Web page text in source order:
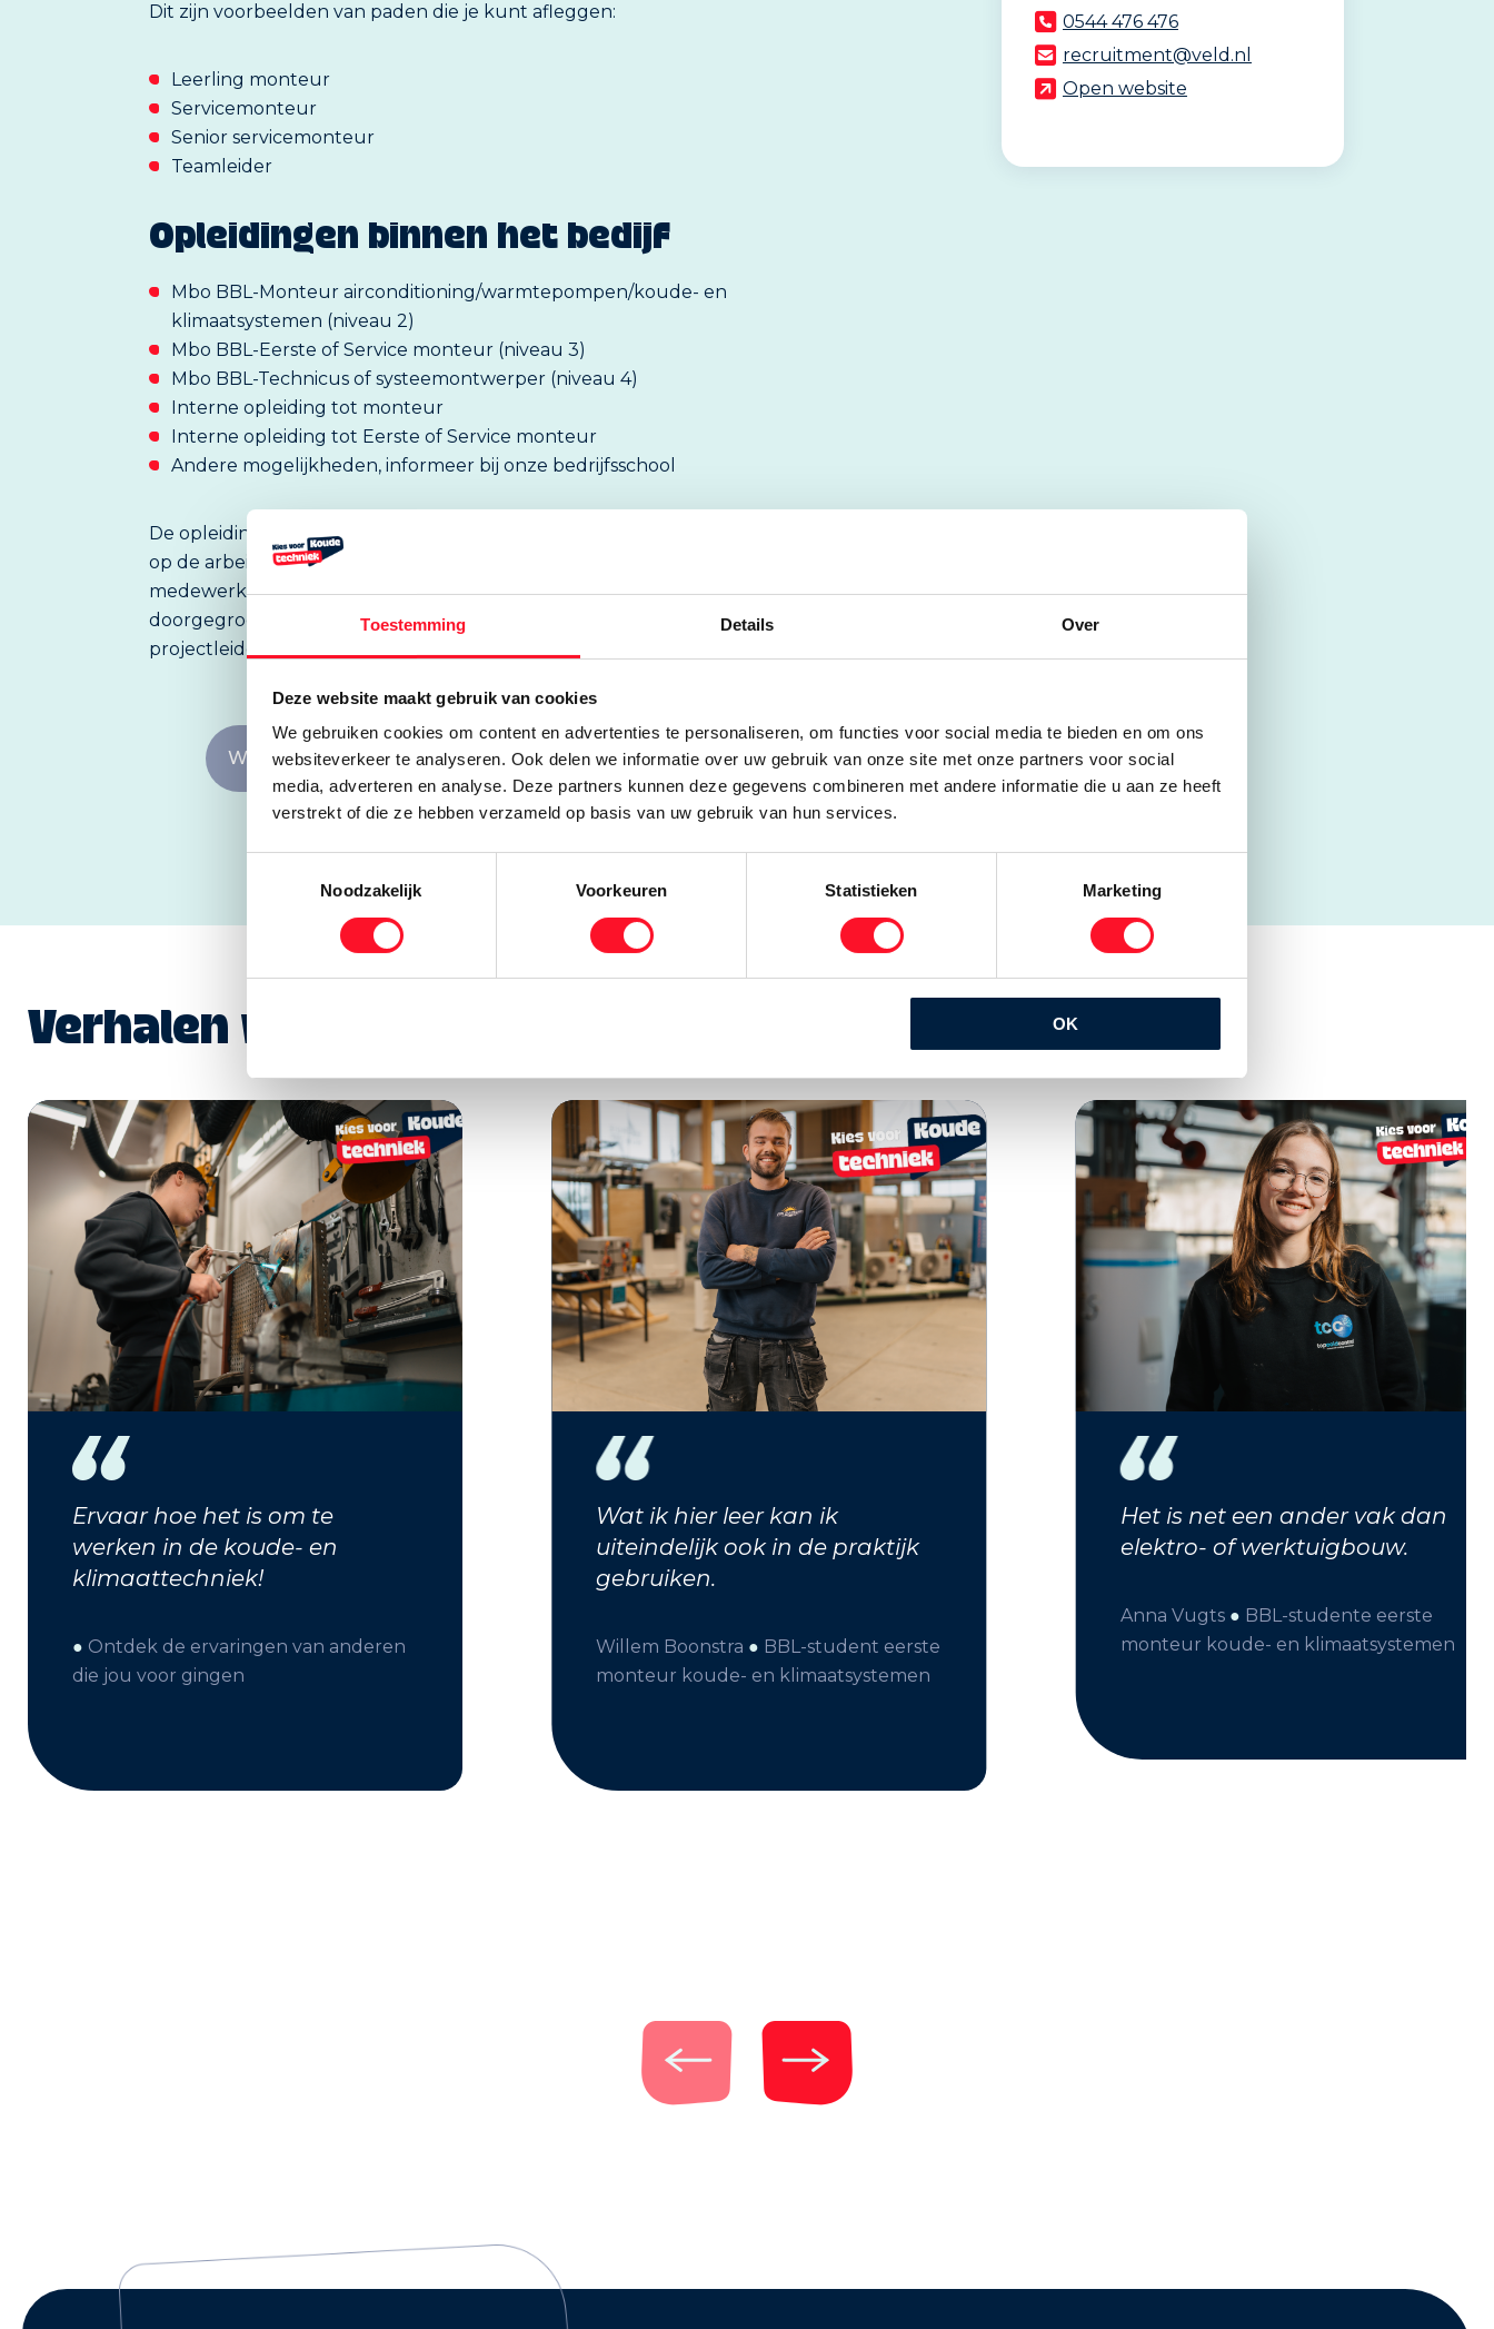
Toestemming Details Over
Deze website maakt gebruik van cookies
We gebruiken cookies om content en advertenties te personaliseren, om functies voor social media te bieden en om ons
websiteverkeer te analyseren. Ook delen we informatie over uw gebruik van onze site met onze partners voor social
media, adverteren en analyse. Deze partners kunnen deze gegevens combineren met andere informatie die u aan ze heeft
verstrekt of die ze hebben verzameld op basis van uw gebruik van hun services.
Noodzakelijk
Voorkeuren Statistieken Marketing
OK
Dit zijn voorbeelden van paden die je kunt afleggen:
Leerling monteur
Servicemonteur
Senior servicemonteur
Teamleider
Opleidingen binnen het bedijf
Mbo BBL-Monteur airconditioning/warmtepompen/koude- en
klimaatsystemen (niveau 2)
Mbo BBL-Eerste of Service monteur (niveau 3)
Mbo BBL-Technicus of systeemontwerper (niveau 4)
Interne opleiding tot monteur
Interne opleiding tot Eerste of Service monteur
Andere mogelijkheden, informeer bij onze bedrijfsschool
De opleidingen binnen Veld Koeltechniek richten zich voornamelijk op starters
op de arbeidsmarkt en zij-instromers. Veld is een organisatie met +400
medewerkers waarin we veel voorbeelden hebben van medewerkers die zijn
doorgegroeid van leerling, naar monteur, naar werkvoorbereiding, naar
projectleider. Je kunt alle kanten op!
Website Veld Koeltechniek Stuur een e-mail
0544 476 476
recruitment@veld.nl
Open website
Verhalen van koele kikkers
Ervaar hoe het is om te
werken in de koude- en
klimaattechniek!
● Ontdek de ervaringen van anderen
die jou voor gingen
Wat ik hier leer kan ik
uiteindelijk ook in de praktijk
gebruiken.
Willem Boonstra ● BBL-student eerste
monteur koude- en klimaatsystemen
Het is net een ander vak dan
elektro- of werktuigbouw.
Anna Vugts ● BBL-studente eerste
monteur koude- en klimaatsystemen